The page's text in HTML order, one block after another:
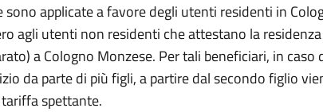
applicate a favore degli utenti residenti in
agli utenti non residenti che attestano la
a Cologno Monzese. Per tali beneficiari, in caso
da parte di più figli, a partire dal secondo figlio
spettante.